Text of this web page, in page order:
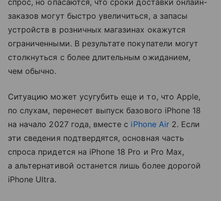
заказов могут быстро увеличиться, а запасы
устройств в розничных магазинах окажутся
ограниченными. В результате покупатели могут
столкнуться с более длительным ожиданием,
чем обычно.
Ситуацию может усугубить еще и то, что Apple,
по слухам, перенесет выпуск базового iPhone 18
на начало 2027 года, вместе с iPhone Air2. Если
эти сведения подтвердятся, основная часть
спроса придется на iPhone 18 Pro и Pro Max,
а альтернативой останется лишь более дорогой
iPhone Ultra.